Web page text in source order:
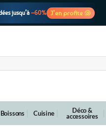
jusqu’à –60% J’en profite 🐚
Boissons Cuisine Déco &
accessoires